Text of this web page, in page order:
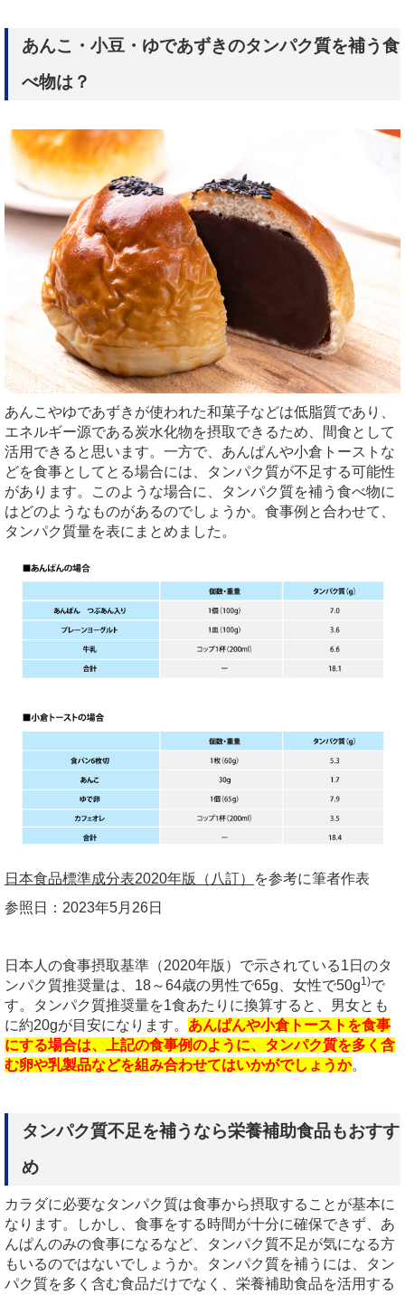
あんこ・小豆・ゆであずきのタンパク質を補う食
べ物は？
あんこやゆであずきが使われた和菓子などは低脂質であり、
エネルギー源である炭水化物を摂取できるため、間食として
活用できると思います。一方で、あんぱんや小倉トーストな
どを食事としてとる場合には、タンパク質が不足する可能性
があります。このような場合に、タンパク質を補う食べ物に
はどのようなものがあるのでしょうか。食事例と合わせて、
タンパク質量を表にまとめました。
日本食品標準成分表2020年版（八訂）
を参考に筆者作表
参照日：2023年5月26日
日本人の食事摂取基準（2020年版）で示されている1日のタ
ンパク質推奨量は、18～64歳の男性で65g、女性で50g1)で
す。タンパク質推奨量を1食あたりに換算すると、男女とも
に約20gが目安になります。 あんぱんや小倉トーストを食事
にする場合は、上記の食事例のように、タンパク質を多く含
む卵や乳製品などを組み合わせてはいかがでしょうか。
タンパク質不足を補うなら栄養補助食品もおすす
め
カラダに必要なタンパク質は食事から摂取することが基本に
なります。しかし、食事をする時間が十分に確保できず、あ
んぱんのみの食事になるなど、タンパク質不足が気になる方
もいるのではないでしょうか。タンパク質を補うには、タン
パク質を多く含む食品だけでなく、栄養補助食品を活用する